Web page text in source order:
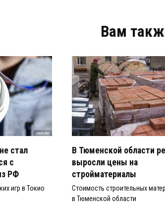
Вам
стал
с
РФ
игр в Токио
В Тюменской области
выросли цены на
стройматериалы
Стоимость строительных
в Тюменской области